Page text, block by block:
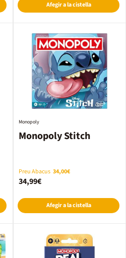
Afegir a la cistella
Monopoly Stitch
Monopoly
Preu Abacus 34,00€
34,99€
Afegir a la cistella